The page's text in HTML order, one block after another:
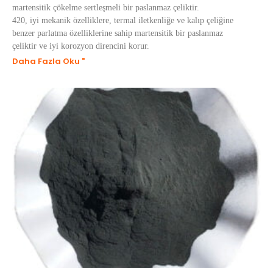
martensitik çökelme sertleşmeli bir paslanmaz çeliktir.
420, iyi mekanik özelliklere, termal iletkenliğe ve kalıp çeliğine
benzer parlatma özelliklerine sahip martensitik bir paslanmaz
çeliktir ve iyi korozyon direncini korur.
Daha Fazla Oku "